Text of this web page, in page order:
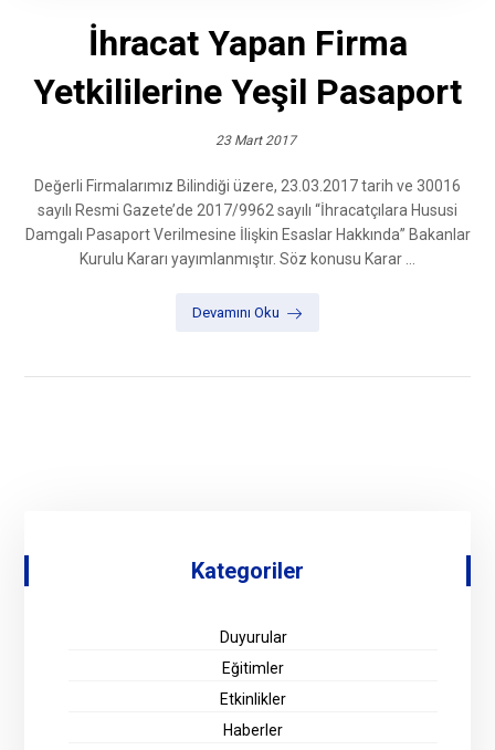
İhracat Yapan Firma
Yetkililerine Yeşil Pasaport
23 Mart 2017
Değerli Firmalarımız Bilindiği üzere, 23.03.2017 tarih ve 30016
sayılı Resmi Gazete’de 2017/9962 sayılı “İhracatçılara Hususi
Damgalı Pasaport Verilmesine İlişkin Esaslar Hakkında” Bakanlar
Kurulu Kararı yayımlanmıştır. Söz konusu Karar ...
Devamını Oku
Kategoriler
Duyurular
Eğitimler
Etkinlikler
Haberler